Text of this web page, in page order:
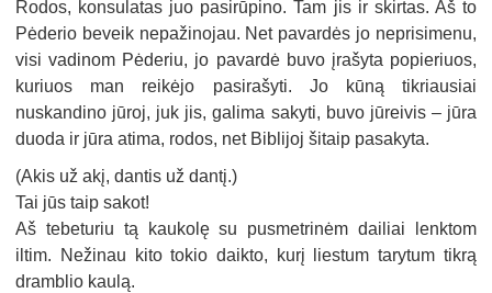
Rodos, konsulatas juo pasirūpino. Tam jis ir skirtas. Aš to
Pėderio beveik nepažinojau. Net pavardės jo neprisimenu,
visi vadinom Pėderiu, jo pavardė buvo įrašyta popieriuos,
kuriuos man reikėjo pasirašyti. Jo kūną tikriausiai
nuskandino jūroj, juk jis, galima sakyti, buvo jūreivis – jūra
duoda ir jūra atima, rodos, net Biblijoj šitaip pasakyta.
(Akis už akį, dantis už dantį.)
Tai jūs taip sakot!
Aš tebeturiu tą kaukolę su pusmetrinėm dailiai lenktom
iltim. Nežinau kito tokio daikto, kurį liestum tarytum tikrą
dramblio kaulą.